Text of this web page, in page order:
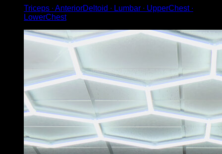
Triceps ∙ AnteriorDeltoid ∙ Lumbar ∙ UpperChest ∙
LowerChest